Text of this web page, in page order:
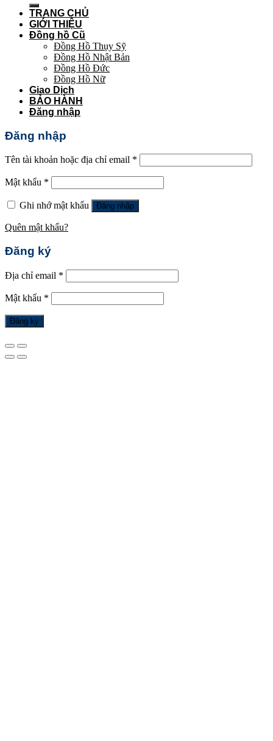
TRANG CHỦ
GIỚI THIỆU
Đồng hồ Cũ
Đồng Hồ Thụy Sỹ
Đồng Hồ Nhật Bản
Đồng Hồ Đức
Đồng Hồ Nữ
Giao Dịch
BẢO HÀNH
Đăng nhập
Đăng nhập
Tên tài khoản hoặc địa chỉ email *
Mật khẩu *
Ghi nhớ mật khẩu Đăng nhập
Quên mật khẩu?
Đăng ký
Địa chỉ email *
Mật khẩu *
Đăng ký